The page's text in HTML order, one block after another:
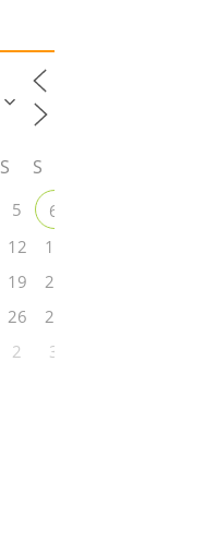
S S
5
6
12
13
19
20
26
27
2 3